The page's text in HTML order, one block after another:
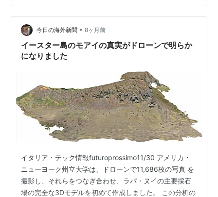
プマヌはラパヌイ語です。 ちなみに前日に参加したツア
ーは「Full Moai Henua」です。 ラノカウ。 島にある3つ
の火山のうちの１つで直径1…
今日の海外新聞 • 8ヶ月前
イースター島のモアイの真実がドローンで明らか
になりました
イタリア・テック情報futuroprossimo11/30 アメリカ・
ニューヨーク州立大学は、ドローンで11,686枚の写真 を
撮影し、それらをつなぎ合わせ、ラパ・ヌイの主要採石
場の完全な3Dモデルを初めて作成しました。 この分析の